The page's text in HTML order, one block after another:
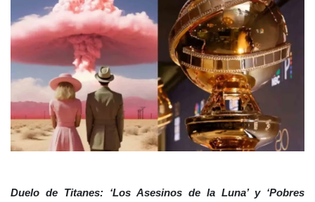
Duelo de Titanes: ‘Los Asesinos de la Luna’ y ‘Pobres